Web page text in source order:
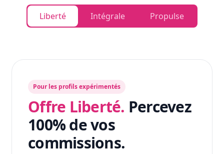
Liberté Intégrale Propulse
Pour les profils expérimentés
Offre Liberté. Percevez
100% de vos
commissions.